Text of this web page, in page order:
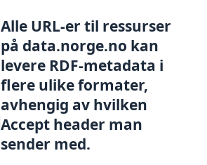
Alle URL-er til ressurser
på data.norge.no kan
levere RDF-metadata i
flere ulike formater,
avhengig av hvilken
Accept header man
sender med.